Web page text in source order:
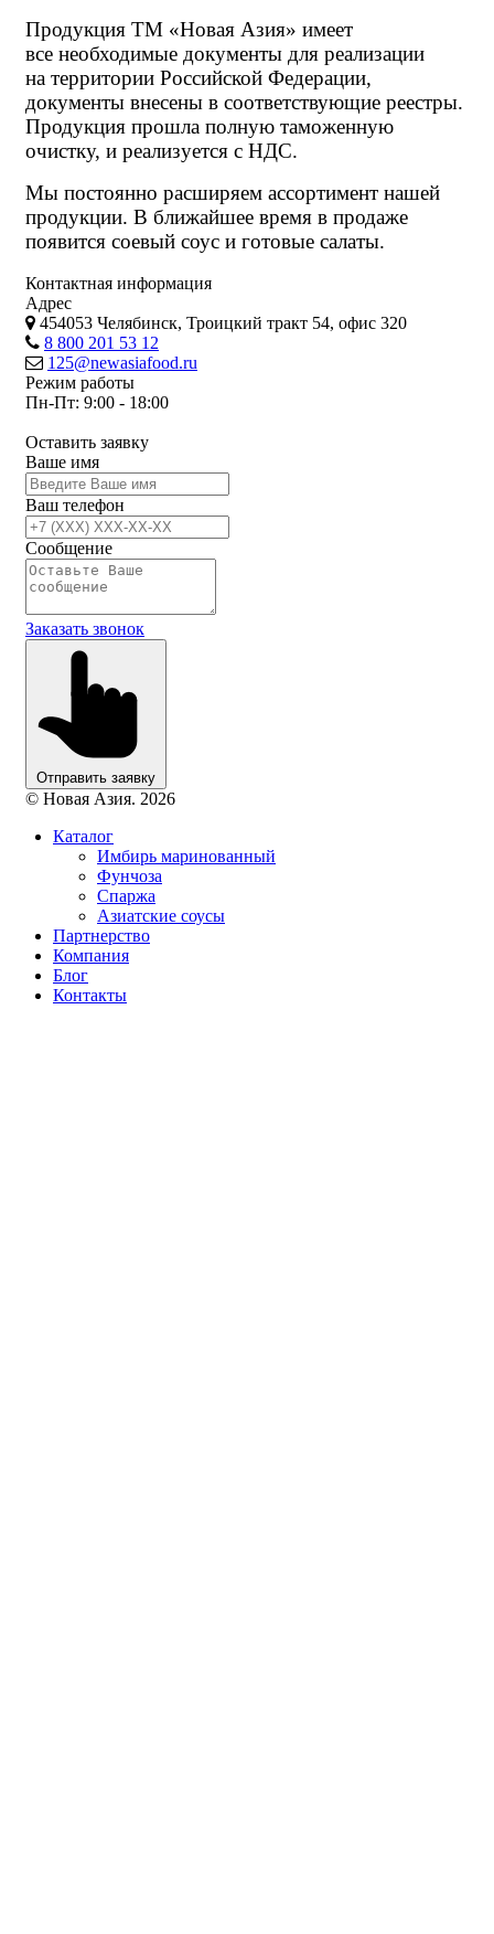
Продукция ТМ «Новая Азия» имеет
все необходимые документы для реализации
на территории Российской Федерации,
документы внесены в соответствующие реестры.
Продукция прошла полную таможенную
очистку, и реализуется с НДС.
Мы постоянно расширяем ассортимент нашей
продукции. В ближайшее время в продаже
появится соевый соус и готовые салаты.
Контактная информация
Адрес
454053 Челябинск, Троицкий тракт 54, офис 320
8 800 201 53 12
125@newasiafood.ru
Режим работы
Пн-Пт: 9:00 - 18:00
Оставить заявку
Ваше имя
Ваш телефон
Сообщение
Заказать звонок
Отправить заявку
© Новая Азия. 2026
Каталог
Имбирь маринованный
Фунчоза
Спаржа
Азиатские соусы
Партнерство
Компания
Блог
Контакты